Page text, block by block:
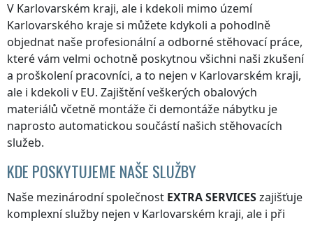
V Karlovarském kraji, ale i kdekoli mimo území
Karlovarského krajesi můžete kdykoli a pohodlně
objednat naše profesionální a odborné stěhovací práce,
které vám velmi ochotně poskytnou všichni naši zkušení
a proškolení pracovníci, a to nejen v Karlovarském kraji,
ale i kdekoli v EU. Zajištění veškerých obalových
materiálů včetně montáže či demontáže nábytku je
naprosto automatickou součástí našich stěhovacích
služeb.
KDE POSKYTUJEME NAŠE SLUŽBY
Naše mezinárodní společnost EXTRA SERVICESzajišťuje
komplexní služby nejen v Karlovarském kraji, ale i při